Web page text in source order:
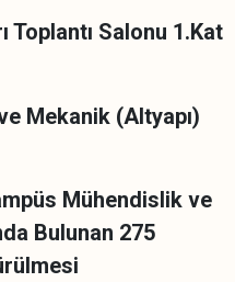
Toplantı Salonu 1.Kat
Mekanik (Altyapı)
Mühendislik ve
275